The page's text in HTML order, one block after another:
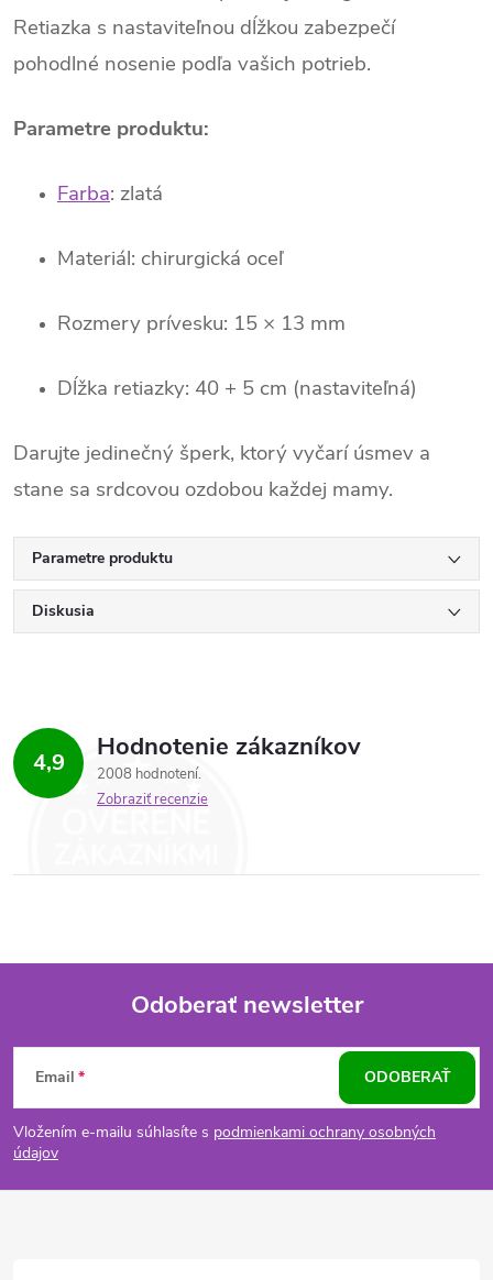
Retiazka s nastaviteľnou dĺžkou zabezpečí
pohodlné nosenie podľa vašich potrieb.
Parametre produktu:
Farba: zlatá
Materiál: chirurgická oceľ
Rozmery prívesku: 15 × 13 mm
Dĺžka retiazky: 40 + 5 cm (nastaviteľná)
Darujte jedinečný šperk, ktorý vyčarí úsmev a
stane sa srdcovou ozdobou každej mamy.
Parametre produktu
Diskusia
4,9 Hodnotenie zákazníkov
2008 hodnotení
Zobraziť recenzie
Z
á
p
Odoberať newsletter
Email
Vložením e-mailu súhlasíte s podmienkami ochrany osobných
údajov
ODOBERAŤ